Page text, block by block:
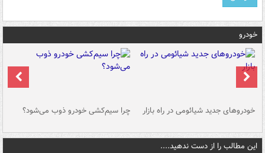
خودرو
خودروهای جدید شیائومی در راه بازار چرا سیم‌کشی خودرو ذوب می‌شود؟
این مطالب را از دست ندهید....